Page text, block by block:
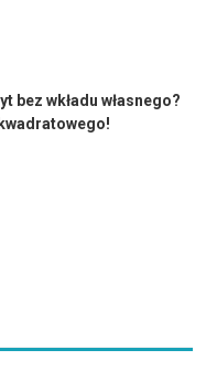
bez wkładu własnego?